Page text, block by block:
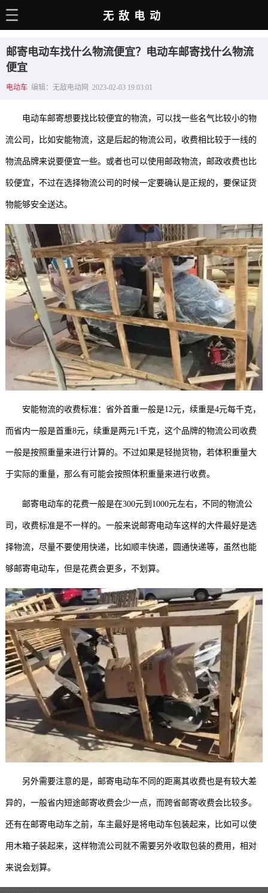
电动百科
电车资讯
电车手册
选车推荐
充电站
用车百科
经销商
无敌电动
邮寄电动车找什么物流便宜？电动车邮寄找什么物流
便宜
电动车 编辑：无敌电动网 2023-02-03 19:03:01
电动车邮寄想要找比较便宜的物流，可以找一些名气比较小的物
流公司，比如安能物流，这是后起的物流公司，收费相比较于一线的
物流品牌来说要便宜一些。或者也可以使用邮政物流，邮政收费也比
较便宜，不过在选择物流公司的时候一定要确认是正规的，要保证货
物能够安全送达。
安能物流的收费标准：省外首重一般是12元，续重是4元每千克，
而省内一般是首重8元，续重是两元1千克，这个品牌的物流公司收费
一般是按照重量来进行计算的。不过如果是轻抛货物，若体积重量大
于实际的重量，那么有可能会按照体积重量来进行收费。
邮寄电动车的花费一般是在300元到1000元左右，不同的物流公
司，收费标准是不一样的。一般来说邮寄电动车这样的大件最好是选
择物流，尽量不要使用快递，比如顺丰快递，圆通快递等，虽然也能
够邮寄电动车，但是花费会更多，不划算。
另外需要注意的是，邮寄电动车不同的距离其收费也是有较大差
异的，一般省内短途邮寄收费会少一点，而跨省邮寄收费会比较多。
还有在邮寄电动车之前，车主最好是将电动车包装起来，比如可以使
用木箱子装起来，这样物流公司就不需要另外收取包装的费用，相对
来说会划算。